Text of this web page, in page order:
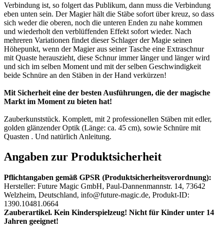
Verbindung ist, so folgert das Publikum, dann muss die Verbindung
eben unten sein. Der Magier hält die Stäbe sofort über kreuz, so dass
sich weder die oberen, noch die unteren Enden zu nahe kommen
und wiederholt den verblüffenden Effekt sofort wieder. Nach
mehreren Variationen findet dieser Schlager der Magie seinen
Höhepunkt, wenn der Magier aus seiner Tasche eine Extraschnur
mit Quaste herauszieht, diese Schnur immer länger und länger wird
und sich im selben Moment und mit der selben Geschwindigkeit
beide Schnüre an den Stäben in der Hand verkürzen!
Mit Sicherheit eine der besten Ausführungen, die der magische
Markt im Moment zu bieten hat!
Zauberkunststück. Komplett, mit 2 professionellen Stäben mit edler,
golden glänzender Optik (Länge: ca. 45 cm), sowie Schnüre mit
Quasten . Und natürlich Anleitung.
Angaben zur Produktsicherheit
Pflichtangaben gemäß GPSR (Produktsicherheitsverordnung):
Hersteller: Future Magic GmbH, Paul-Dannenmannstr. 14, 73642
Welzheim, Deutschland, info@future-magic.de, Produkt-ID:
1390.10481.0664
Zauberartikel. Kein Kinderspielzeug! Nicht für Kinder unter 14
Jahren geeignet!